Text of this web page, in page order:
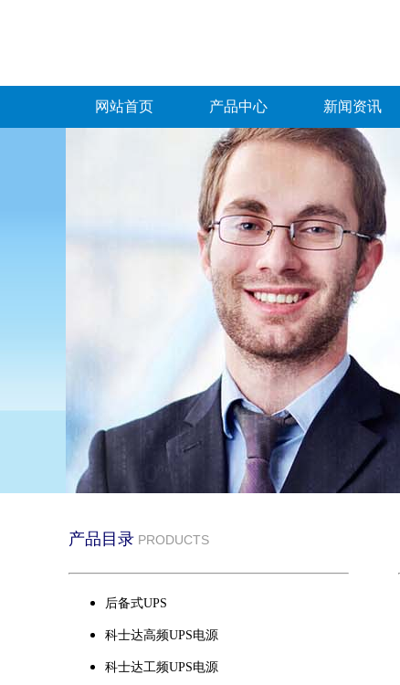
网站首页 产品中心 新闻资讯
产品目录 PRODUCTS
后备式UPS
科士达高频UPS电源
科士达工频UPS电源